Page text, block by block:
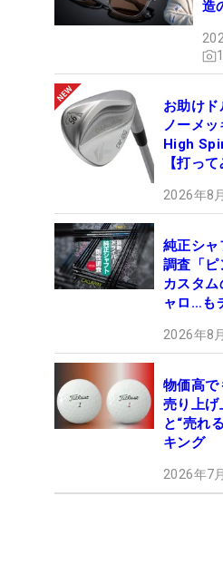
造
お助けド
ノーメ
High
【打って
2026年8
純正シャ
調査「ピ
カスタ
ャロ…も
2026年8
物価高
売り上
と“売れ
キング
2026年7